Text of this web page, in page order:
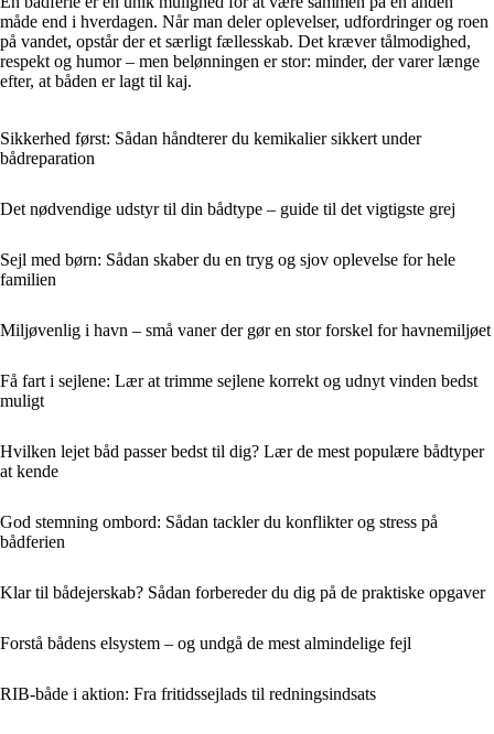
måde end i hverdagen. Når man deler oplevelser, udfordringer og roen
på vandet, opstår der et særligt fællesskab. Det kræver tålmodighed,
respekt og humor – men belønningen er stor: minder, der varer længe
efter, at båden er lagt til kaj.
Sikkerhed først: Sådan håndterer du kemikalier sikkert under
bådreparation
Det nødvendige udstyr til din bådtype – guide til det vigtigste grej
Sejl med børn: Sådan skaber du en tryg og sjov oplevelse for hele
familien
Miljøvenlig i havn – små vaner der gør en stor forskel for havnemiljøet
Få fart i sejlene: Lær at trimme sejlene korrekt og udnyt vinden bedst
muligt
Hvilken lejet båd passer bedst til dig? Lær de mest populære bådtyper
at kende
God stemning ombord: Sådan tackler du konflikter og stress på
bådferien
Klar til bådejerskab? Sådan forbereder du dig på de praktiske opgaver
Forstå bådens elsystem – og undgå de mest almindelige fejl
RIB-både i aktion: Fra fritidssejlads til redningsindsats